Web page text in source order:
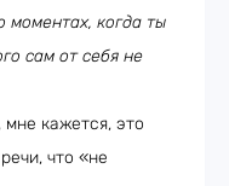
моментах, когда ты
сам от себя не
кажется, это
что «не